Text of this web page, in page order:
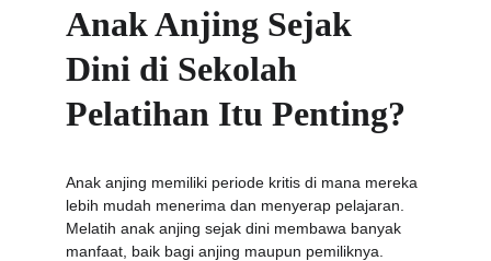
Anak Anjing Sejak
Dini di Sekolah
Pelatihan Itu Penting?
Anak anjing memiliki periode kritis di mana mereka
lebih mudah menerima dan menyerap pelajaran.
Melatih anak anjing sejak dini membawa banyak
manfaat, baik bagi anjing maupun pemiliknya.